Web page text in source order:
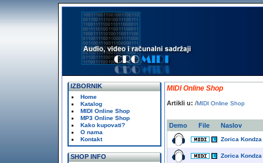
IZBORNIK
Home
Katalog
MIDI Online Shop
MP3 Online Shop
Kako kupovati?
O nama
Kontakt
SHOP INFO
MIDI Online Shop
Artikli u: /MIDI Online Shop
Demo File Naslov
Zorica
Zorica